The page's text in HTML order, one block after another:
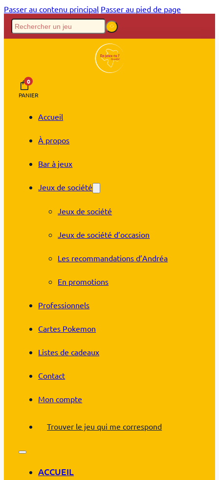
Passer au contenu principal Passer au pied de page
0
PANIER
Accueil
À propos
Bar à jeux
Jeux de société
Jeux de société
Jeux de société d’occasion
Les recommandations d’Andréa
En promotions
Professionnels
Cartes Pokemon
Listes de cadeaux
Contact
Mon compte
Trouver le jeu qui me correspond
ACCUEIL